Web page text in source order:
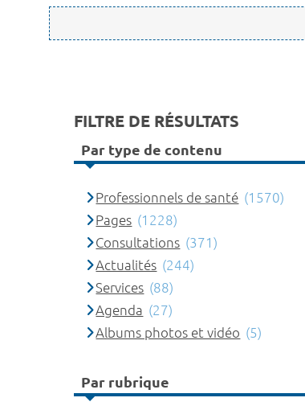
FILTRE DE RÉSULTATS
Par type de contenu
Professionnels de santé (1570)
Pages (1228)
Consultations (371)
Actualités (244)
Services (88)
Agenda (27)
Albums photos et vidéo (5)
Par rubrique